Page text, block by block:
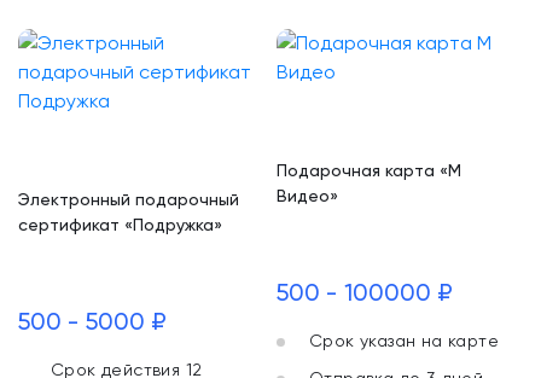
Электронный подарочный
сертификат «Подружка»
500 - 5000 ₽
Срок действия 12
Подарочная карта «М
Видео»
500 - 100000 ₽
Срок указан на карте